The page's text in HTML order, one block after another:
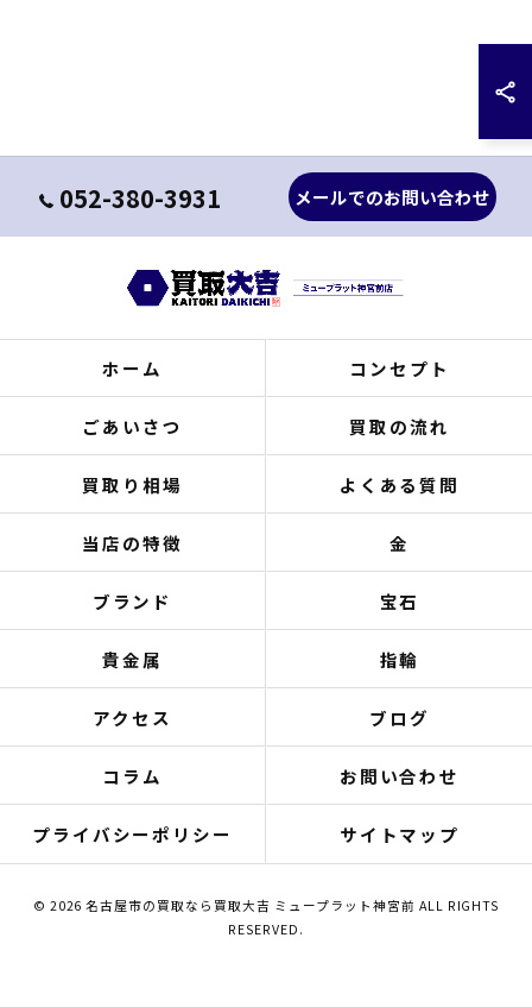
052-380-3931 メールでのお問い合わせ
ホーム コンセプト
ごあいさつ 買取の流れ
買取り相場 よくある質問
当店の特徴 金
ブランド 宝石
貴金属 指輪
アクセス ブログ
コラム お問い合わせ
プライバシーポリシー サイトマップ
© 2026 名古屋市の買取なら買取大吉 ミュープラット神宮前 ALL RIGHTS
RESERVED.